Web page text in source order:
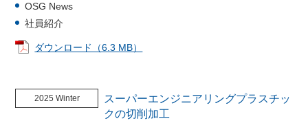
OSG News
社員紹介
ダウンロード（6.3 MB）
2025 Winter
スーパーエンジニアリングプラスチッ
クの切削加工